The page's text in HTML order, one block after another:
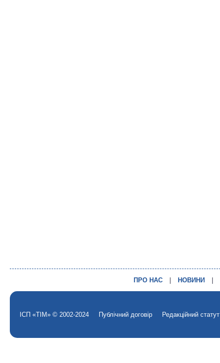
ПРО НАС НОВИНИ
ІСП «ТІМ» © 2002-2024 Публічний договір Редакційний статут